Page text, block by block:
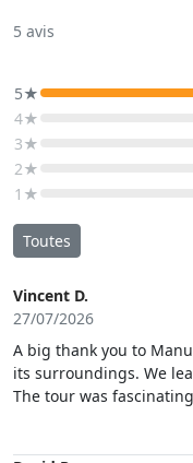
5 avis
5★
4★
3★
2★
1★
Toutes
Vincent D.
27/07/2026
A big thank you to
its surroundings. We
The tour was
through in his